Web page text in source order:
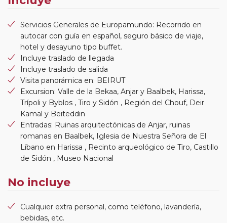
Servicios Generales de Europamundo: Recorrido en
autocar con guía en español, seguro básico de viaje,
hotel y desayuno tipo buffet.
Incluye traslado de llegada
Incluye traslado de salida
Visita panorámica en: BEIRUT
Excursion: Valle de la Bekaa, Anjar y Baalbek, Harissa,
Trípoli y Byblos , Tiro y Sidón , Región del Chouf, Deir
Kamal y Beiteddin
Entradas: Ruinas arquitectónicas de Anjar, ruinas
romanas en Baalbek, Iglesia de Nuestra Señora de El
Líbano en Harissa , Recinto arqueológico de Tiro, Castillo
de Sidón , Museo Nacional
No incluye
Cualquier extra personal, como teléfono, lavandería,
bebidas, etc.